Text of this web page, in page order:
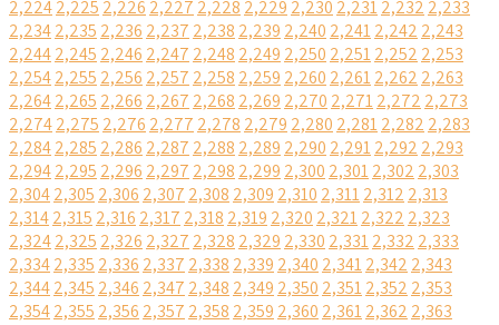
2,2242,225 2,226 2,227 2,228 2,229 2,230 2,2312,232 2,233
2,2342,235 2,236 2,237 2,238 2,239 2,240 2,2412,242 2,243
2,2442,245 2,246 2,247 2,248 2,249 2,250 2,2512,252 2,253
2,2542,255 2,256 2,257 2,258 2,259 2,260 2,2612,262 2,263
2,2642,265 2,266 2,267 2,268 2,269 2,270 2,2712,272 2,273
2,2742,275 2,276 2,277 2,278 2,279 2,280 2,2812,282 2,283
2,2842,285 2,286 2,287 2,288 2,289 2,290 2,2912,292 2,293
2,2942,295 2,296 2,297 2,298 2,299 2,300 2,3012,302 2,303
2,3042,305 2,306 2,307 2,308 2,309 2,310 2,3112,312 2,313
2,3142,315 2,316 2,317 2,318 2,319 2,320 2,3212,322 2,323
2,3242,325 2,326 2,327 2,328 2,329 2,330 2,3312,332 2,333
2,3342,335 2,336 2,337 2,338 2,339 2,340 2,3412,342 2,343
2,3442,345 2,346 2,347 2,348 2,349 2,350 2,3512,352 2,353
2,3542,355 2,356 2,357 2,358 2,359 2,360 2,3612,362 2,363